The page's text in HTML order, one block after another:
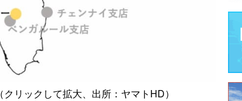
（クリックして拡大、出所：ヤマトHD）